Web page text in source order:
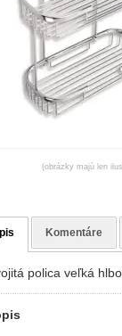
(obrázky majú len
Komentáre
polica veľká